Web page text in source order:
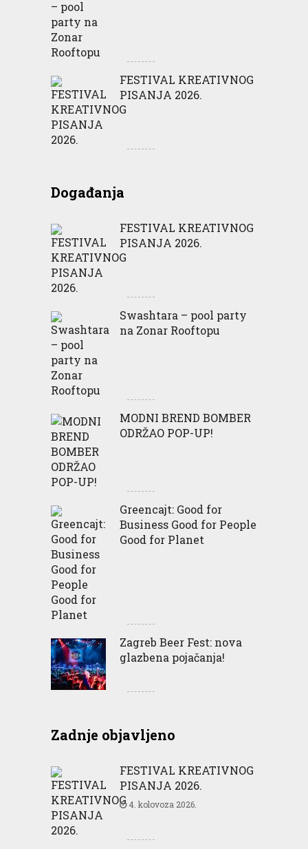
FESTIVAL KREATIVNOG
PISANJA 2026.
Događanja
FESTIVAL KREATIVNOG
PISANJA 2026.
Swashtara – pool party
na Zonar Rooftopu
MODNI BREND BOMBER
ODRŽAO POP-UP!
Greencajt: Good for
Business Good for People
Good for Planet
Zagreb Beer Fest: nova
glazbena pojačanja!
Zadnje objavljeno
FESTIVAL KREATIVNOG
PISANJA 2026.
4. kolovoza 2026.